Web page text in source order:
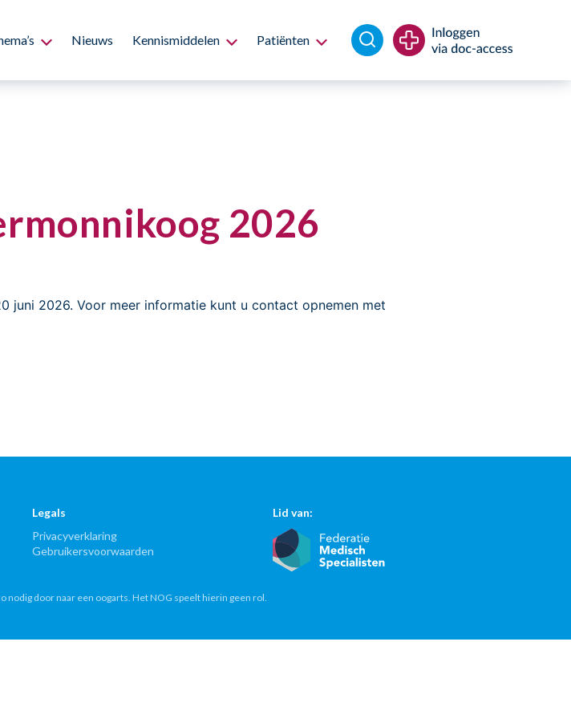
Nieuws Kennismiddelen Patiënten
2026
juni 2026. Voor meer informatie kunt u contact opnemen met
Legals
Privacyverklaring
Gebruikersvoorwaarden
Lid van:
door naar een oogarts. Het NOG speelt hierin geen rol.